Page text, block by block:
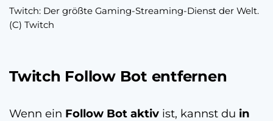
Twitch: Der größte Gaming-Streaming-Dienst der Welt.
(C) Twitch
Twitch Follow Bot entfernen
Wenn ein Follow Bot aktiv ist, kannst du in